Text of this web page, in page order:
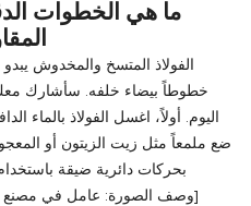
ما هي الخطوات
الفولاذ المتسخ والمخدوش
خطوطاً بيضاء خلفه. سأشارك
اليوم. أولاً، اغسل الفولاذ بالماء
ضع ملمعاً مثل زيت الزيتون أو
بحركات دائرية ضيقة
[وصف الصورة: عامل في مصنع